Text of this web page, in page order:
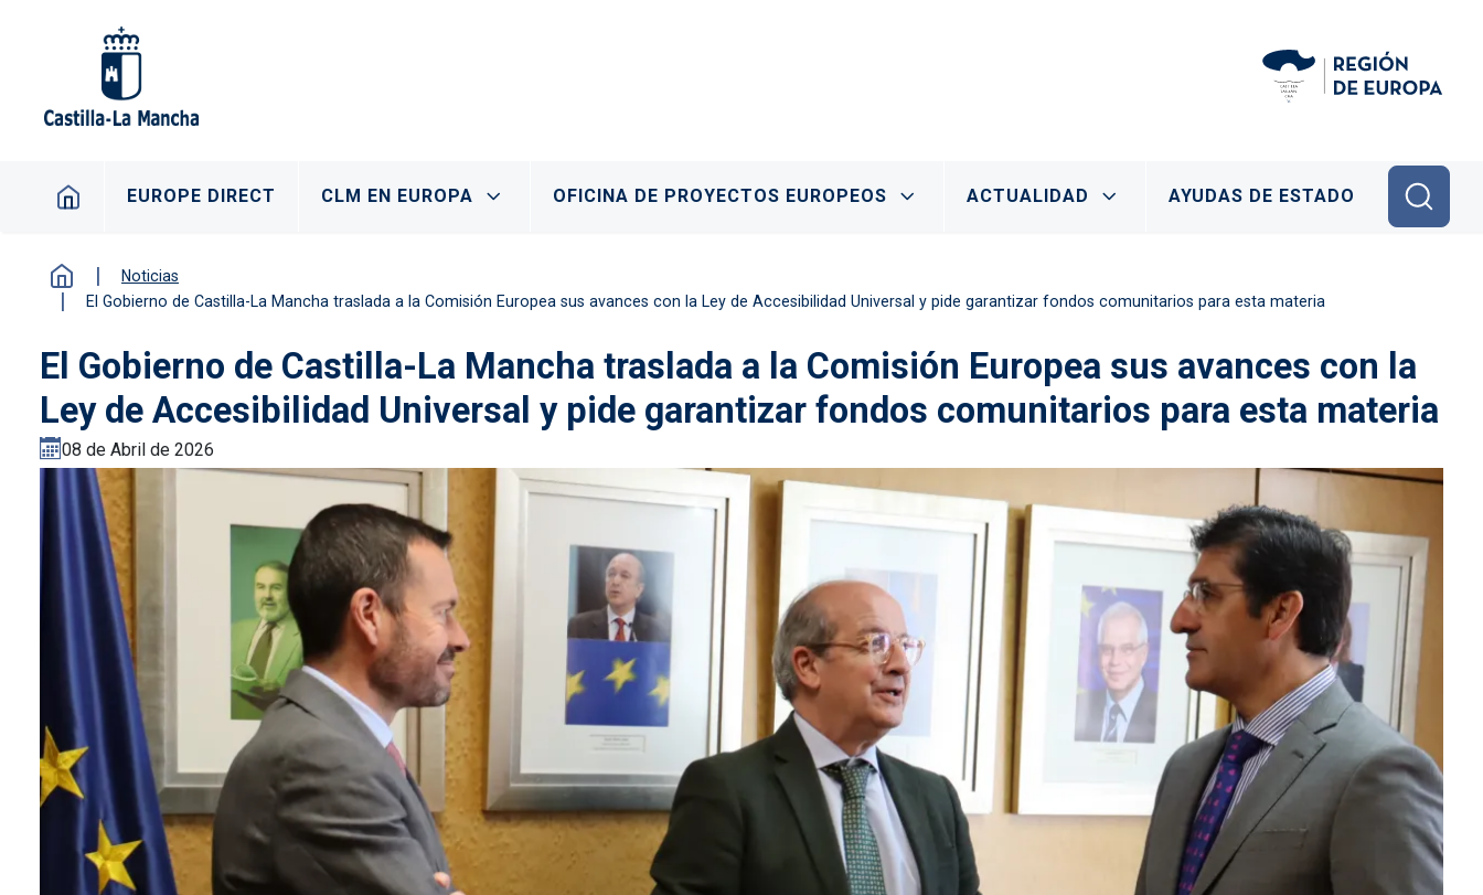
Navegación principal
EUROPE DIRECT CLM EN EUROPA OFICINA DE PROYECTOS EUROPEOS ACTUALIDAD AYUDAS DE ESTADO
Noticias
El Gobierno de Castilla-La Mancha traslada a la Comisión Europea sus avances con la Ley de Accesibilidad Universal y pide garantizar fondos comunitarios para esta materia
El Gobierno de Castilla-La Mancha traslada a la Comisión Europea sus avances con la
Ley de Accesibilidad Universal y pide garantizar fondos comunitarios para esta materia
08 de Abril de 2026